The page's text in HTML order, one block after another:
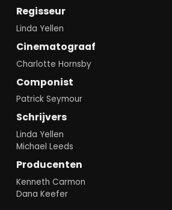
Regisseur
Linda Yellen
Cinematograaf
Charlotte Hornsby
Componist
Patrick Seymour
Schrijvers
Linda Yellen
Michael Leeds
Producenten
Kenneth Carmon
Dana Keefer